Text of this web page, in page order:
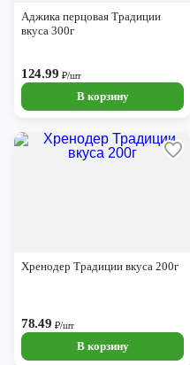
Ярославль
Аджика перцовая Традиции
вкуса 300г
124.99 ₽/шт
В корзину
Хренодер Традиции вкуса 200г
78.49₽/шт
В корзину